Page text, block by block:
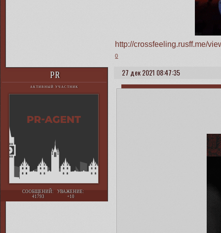
http://crossfeeling.rusff.me/
0
27 дек 2021 08:47:35
PR
АКТИВНЫЙ УЧАСТНИК
СООБЩЕНИЙ:
41793
УВАЖЕНИЕ:
+10